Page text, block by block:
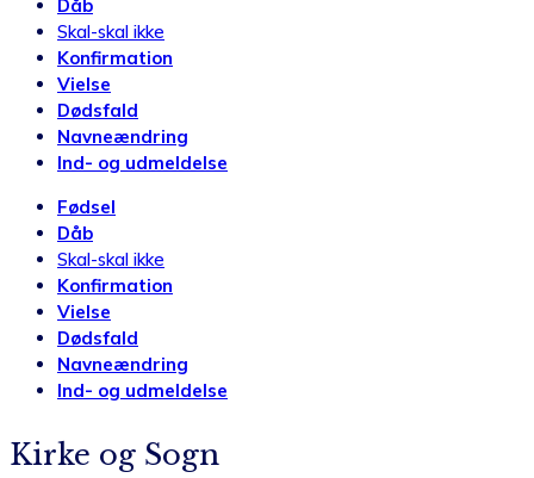
Dåb
Skal-skal ikke
Konfirmation
Vielse
Dødsfald
Navneændring
Ind- og udmeldelse
Fødsel
Dåb
Skal-skal ikke
Konfirmation
Vielse
Dødsfald
Navneændring
Ind- og udmeldelse
Kirke og Sogn